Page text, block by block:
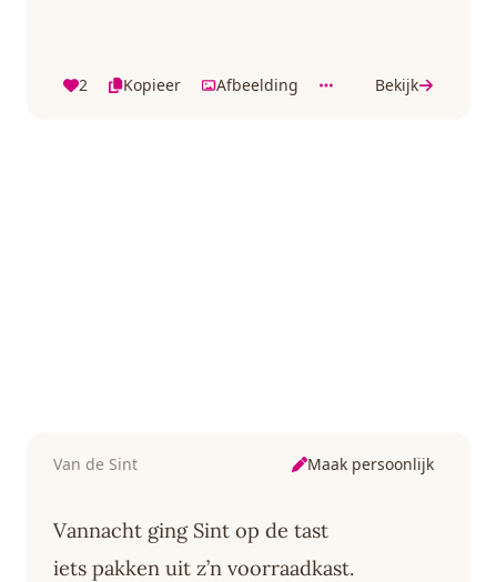
2 Kopieer Afbeelding Bekijk
Van de Sint Maak persoonlijk
Vannacht ging Sint op de tast
iets pakken uit z’n voorraadkast.